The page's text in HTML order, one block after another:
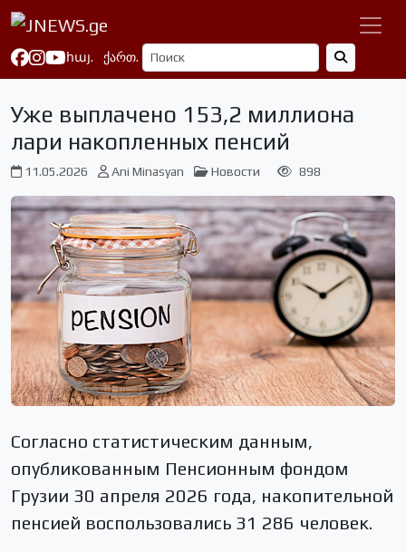
հայ. ქართ.
Уже выплачено 153,2 миллиона
лари накопленных пенсий
11.05.2026 Ani Minasyan Новости 898
Согласно статистическим данным,
опубликованным Пенсионным фондом
Грузии 30 апреля 2026 года, накопительной
пенсией воспользовались 31 286 человек.